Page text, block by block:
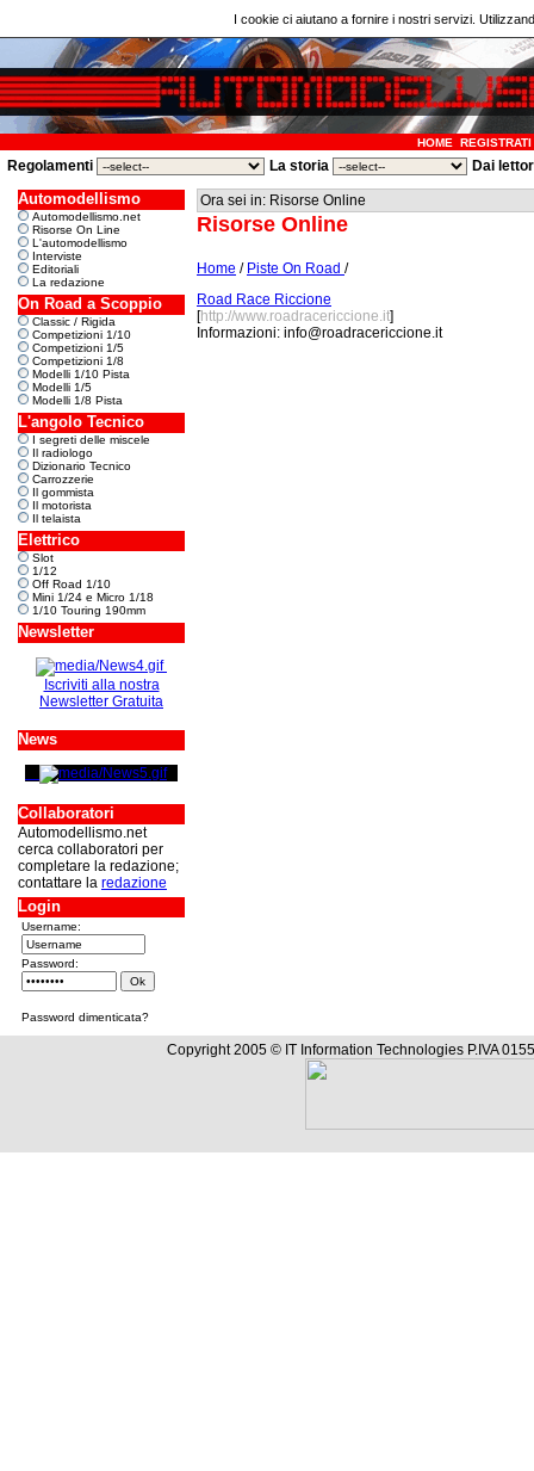
I cookie ci aiutano a fornire i nostri servizi.
HOME REGISTRATI
Regolamenti La storia Dai
Automodellismo
Automodellismo.net
Risorse On Line
L'automodellismo
Interviste
Editoriali
La redazione
On Road a Scoppio
Classic / Rigida
Competizioni 1/10
Competizioni 1/5
Competizioni 1/8
Modelli 1/10 Pista
Modelli 1/5
Modelli 1/8 Pista
L'angolo Tecnico
I segreti delle miscele
Il radiologo
Dizionario Tecnico
Carrozzerie
Il gommista
Il motorista
Il telaista
Elettrico
Slot
1/12
Off Road 1/10
Mini 1/24 e Micro 1/18
1/10 Touring 190mm
Newsletter
Iscriviti alla nostra
Newsletter Gratuita
News
Collaboratori
Automodellismo.net
cerca collaboratori per
completare la redazione;
contattare la redazione
Login
Username:
Password:
Password dimenticata?
Ora sei in: Risorse Online
Risorse Online
Home / Piste On Road /
Road Race Riccione
[http://www.roadracericcione.it]
Informazioni: info@roadracericcione.it
Copyright 2005 © IT Information Technologies P.IVA